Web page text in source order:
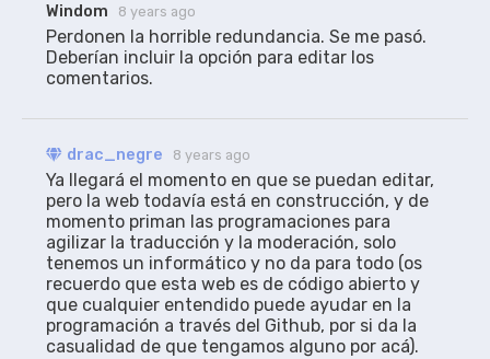
Windom 8 years ago
Perdonen la horrible redundancia. Se me pasó.
Deberían incluir la opción para editar los
comentarios.
drac_negre 8 years ago
Ya llegará el momento en que se puedan editar,
pero la web todavía está en construcción, y de
momento priman las programaciones para
agilizar la traducción y la moderación, solo
tenemos un informático y no da para todo (os
recuerdo que esta web es de código abierto y
que cualquier entendido puede ayudar en la
programación a través del Github, por si da la
casualidad de que tengamos alguno por acá).